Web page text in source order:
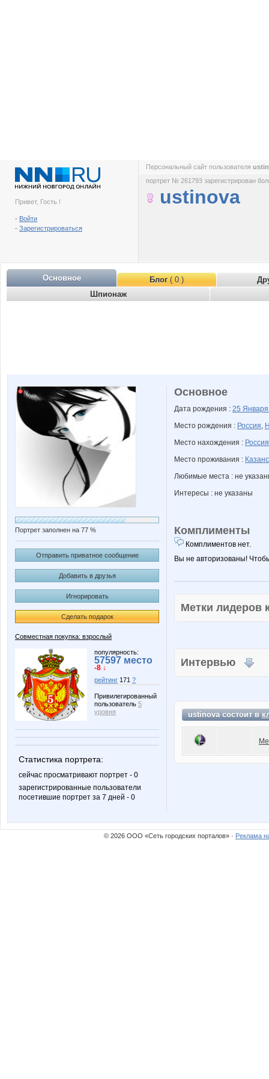
Привет, Гость !
- Войти
- Зарегистрироваться
Персональный сайт пользователя
портрет № 261793 зарегистрирован
ustinova
Основное Блог( 0 )
Шпионаж
Портрет заполнен на 77 %
Отправить приватное сообщение
Добавить в друзья
Игнорировать
Сделать подарок
Совместная покупка: взрослый
популярность:
57597 место
-8 ↓
рейтинг 171 ?
Привилегированный
пользователь 5
уровня
Статистика портрета:
сейчас просматривают портрет - 0
зарегистрированные пользователи
посетившие портрет за 7 дней - 0
Основное
Дата рождения : 25
Место рождения : Россия,
Место нахождения : Россия
Место проживания :
Любимые места : не
Интересы : не указаны
Комплименты
Комплиментов нет.
Вы не авторизованы!
Метки
Интервью
ustinova состоит в
© 2026 ООО «Сеть городских порталов» · Реклама